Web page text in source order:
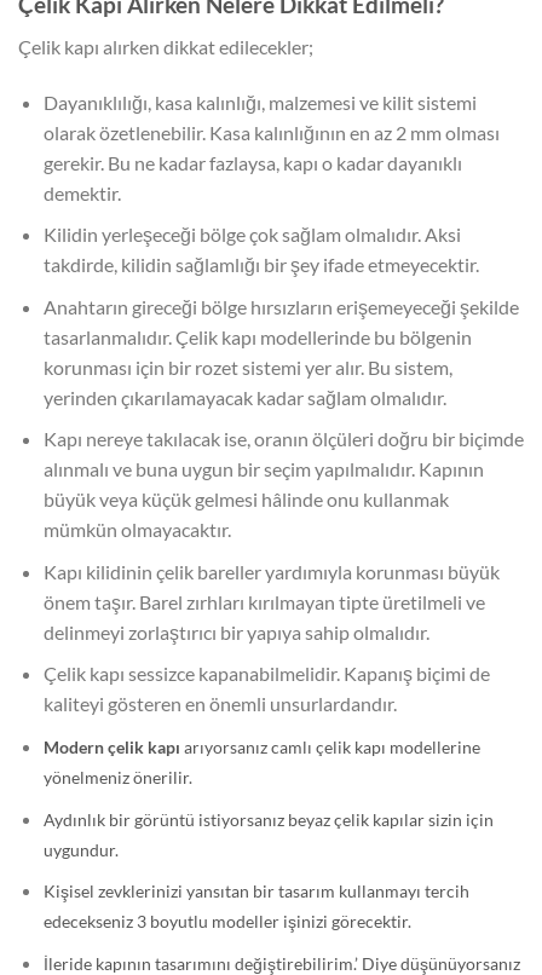
Çelik kapı alırken dikkat edilecekler;
Dayanıklılığı, kasa kalınlığı, malzemesi ve kilit sistemi
olarak özetlenebilir. Kasa kalınlığının en az 2 mm olması
gerekir. Bu ne kadar fazlaysa, kapı o kadar dayanıklı
demektir.
Kilidin yerleşeceği bölge çok sağlam olmalıdır. Aksi
takdirde, kilidin sağlamlığı bir şey ifade etmeyecektir.
Anahtarın gireceği bölge hırsızların erişemeyeceği şekilde
tasarlanmalıdır. Çelik kapı modellerinde bu bölgenin
korunması için bir rozet sistemi yer alır. Bu sistem,
yerinden çıkarılamayacak kadar sağlam olmalıdır.
Kapı nereye takılacak ise, oranın ölçüleri doğru bir biçimde
alınmalı ve buna uygun bir seçim yapılmalıdır. Kapının
büyük veya küçük gelmesi hâlinde onu kullanmak
mümkün olmayacaktır.
Kapı kilidinin çelik bareller yardımıyla korunması büyük
önem taşır. Barel zırhları kırılmayan tipte üretilmeli ve
delinmeyi zorlaştırıcı bir yapıya sahip olmalıdır.
Çelik kapı sessizce kapanabilmelidir. Kapanış biçimi de
kaliteyi gösteren en önemli unsurlardandır.
Modern çelik kapı arıyorsanız camlı çelik kapı modellerine
yönelmeniz önerilir.
Aydınlık bir görüntü istiyorsanız beyaz çelik kapılar sizin için
uygundur.
Kişisel zevklerinizi yansıtan bir tasarım kullanmayı tercih
edecekseniz 3 boyutlu modeller işinizi görecektir.
İleride kapının tasarımını değiştirebilirim.’ Diye düşünüyorsanız